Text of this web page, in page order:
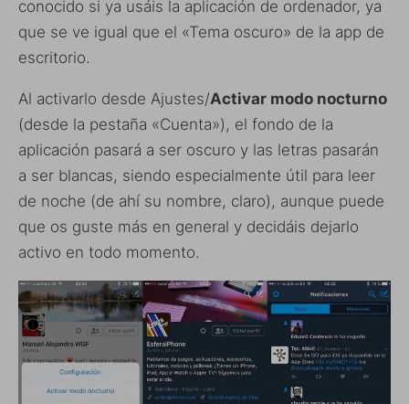
conocido si ya usáis la aplicación de ordenador, ya
que se ve igual que el «Tema oscuro» de la app de
escritorio.
Al activarlo desde Ajustes/Activar modo nocturno
(desde la pestaña «Cuenta»), el fondo de la
aplicación pasará a ser oscuro y las letras pasarán
a ser blancas, siendo especialmente útil para leer
de noche (de ahí su nombre, claro), aunque puede
que os guste más en general y decidáis dejarlo
activo en todo momento.